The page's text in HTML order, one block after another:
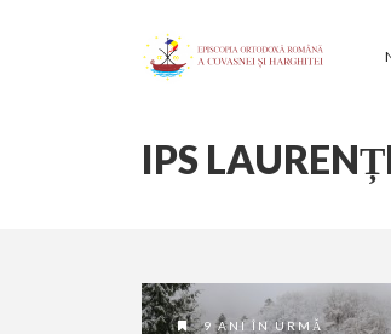
IPS
9 ANI ÎN URMĂ